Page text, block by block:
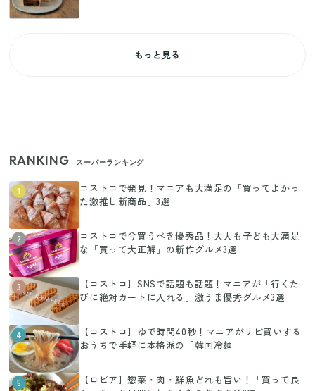
もっと見る
RANKING スーパーランキング
1
コストコで発見！マニアも大満足の「買ってよかっ
た激推し新商品」3選
2
コストコで今買うべき優秀品！大人も子ども大満足
な「買って大正解」の新作グルメ3選
3
【コストコ】SNSで話題も話題！マニアが「行くた
びに絶対カートに入れる」激うま優秀グルメ3選
4
【コストコ】ゆで時間40秒！マニアがリピ買いする
おうちで手軽に本格派の「韓国冷麺」
5
【ロピア】惣菜・肉・鮮魚どれも旨い！「買って良